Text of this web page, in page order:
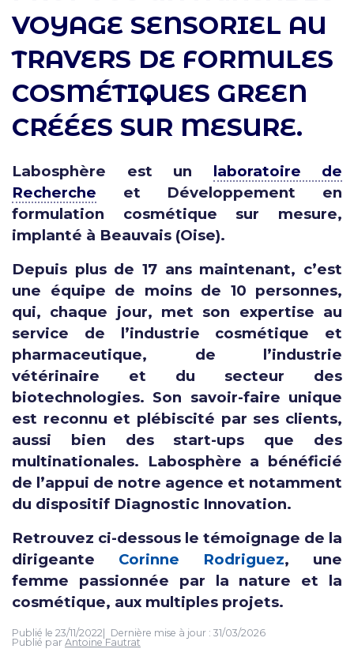
VOYAGE SENSORIEL AU
TRAVERS DE FORMULES
COSMÉTIQUES GREEN
CRÉÉES SUR MESURE.
Labosphère est un laboratoire de
Recherche et Développement en
formulation cosmétique sur mesure,
implanté à Beauvais (Oise).
Depuis plus de 17 ans maintenant, c’est
une équipe de moins de 10 personnes,
qui, chaque jour, met son expertise au
service de l’industrie cosmétique et
pharmaceutique, de l’industrie
vétérinaire et du secteur des
biotechnologies. Son savoir-faire unique
est reconnu et plébiscité par ses clients,
aussi bien des start-ups que des
multinationales. Labosphère a bénéficié
de l’appui de notre agence et notamment
du dispositif Diagnostic Innovation.
Retrouvez ci-dessous le témoignage de la
dirigeante Corinne Rodriguez, une
femme passionnée par la nature et la
cosmétique, aux multiples projets.
Publié le 23/11/2022 Dernière mise à jour : 31/03/2026
Publié par Antoine Fautrat